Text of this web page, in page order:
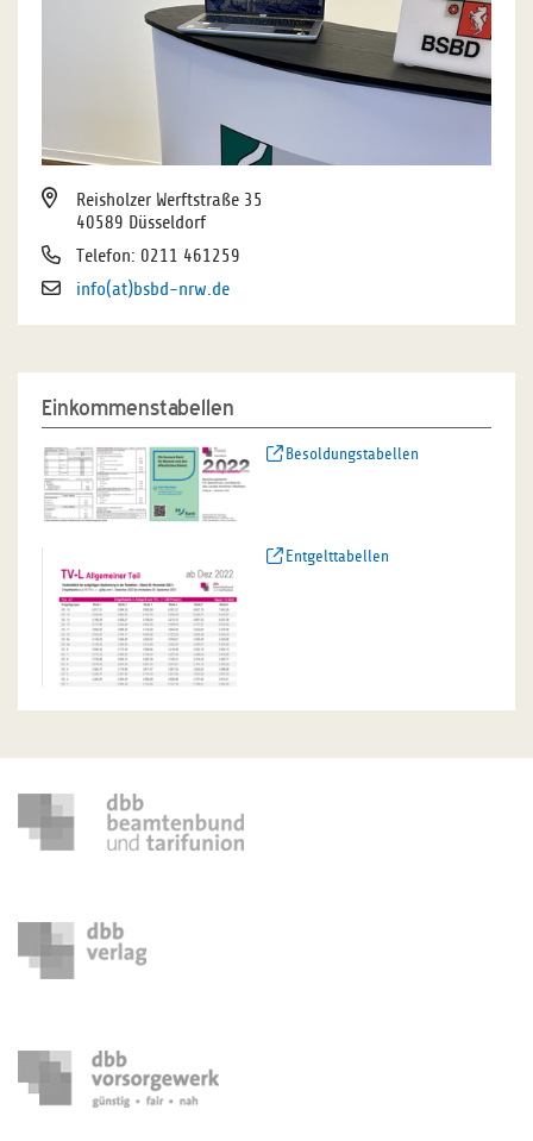
Reisholzer Werftstraße 35
40589 Düsseldorf
Telefon: 0211 461259
info(at)bsbd-nrw.de
Einkommenstabellen
Besoldungstabellen
Entgelttabellen